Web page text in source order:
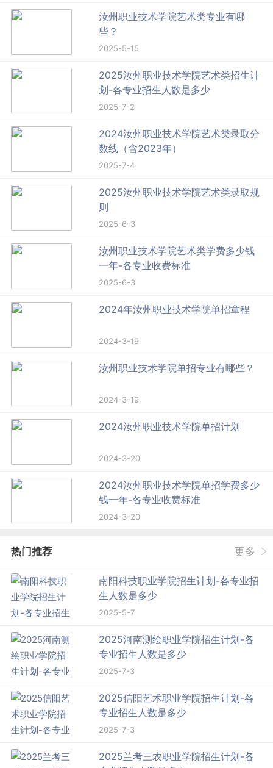
汝州职业技术学院艺术类专业有哪
些？
2025-5-15
2025汝州职业技术学院艺术类招生计
划-各专业招生人数是多少
2025-7-2
2024汝州职业技术学院艺术类录取分
数线（含2023年）
2025-7-4
2025汝州职业技术学院艺术类录取规
则
2025-6-3
汝州职业技术学院艺术类学费多少钱
一年-各专业收费标准
2025-6-3
2024年汝州职业技术学院单招章程
2024-3-19
汝州职业技术学院单招专业有哪些？
2024-3-19
2024汝州职业技术学院单招计划
2024-3-20
2024汝州职业技术学院单招学费多少
钱一年-各专业收费标准
2024-3-20
热门推荐 更多
南阳科技职业学院招生计划-各专业招
生人数是多少
2025-5-7
2025河南测绘职业学院招生计划-各
专业招生人数是多少
2025-7-3
2025信阳艺术职业学院招生计划-各
专业招生人数是多少
2025-7-3
2025兰考三农职业学院招生计划-各